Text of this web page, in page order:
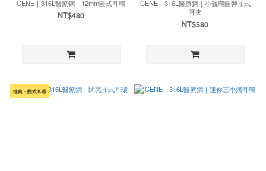
CENE｜316L醫療鋼｜12mm圈式耳環
NT$480
CENE｜316L醫療鋼｜小號環圈彈扣式
耳夾
NT$580
推薦・圈式耳環